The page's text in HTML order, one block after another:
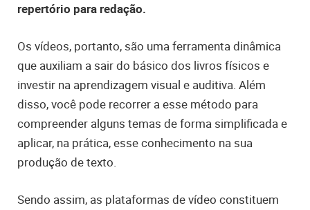
repertório para redação.
Os vídeos, portanto, são uma ferramenta dinâmica
que auxiliam a sair do básico dos livros físicos e
investir na aprendizagem visual e auditiva. Além
disso, você pode recorrer a esse método para
compreender alguns temas de forma simplificada e
aplicar, na prática, esse conhecimento na sua
produção de texto.
Sendo assim, as plataformas de vídeo constituem